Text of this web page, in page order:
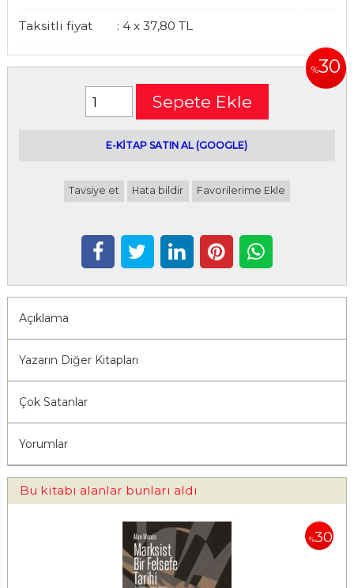
Taksitli fiyat : 4 x 37,80 TL
%30
Sepete Ekle
E-KİTAP SATIN AL (GOOGLE)
Tavsiye et Hata bildir Favorilerime Ekle
Açıklama
Yazarın Diğer Kitapları
Çok Satanlar
Yorumlar
Bu kitabı alanlar bunları aldı
%30